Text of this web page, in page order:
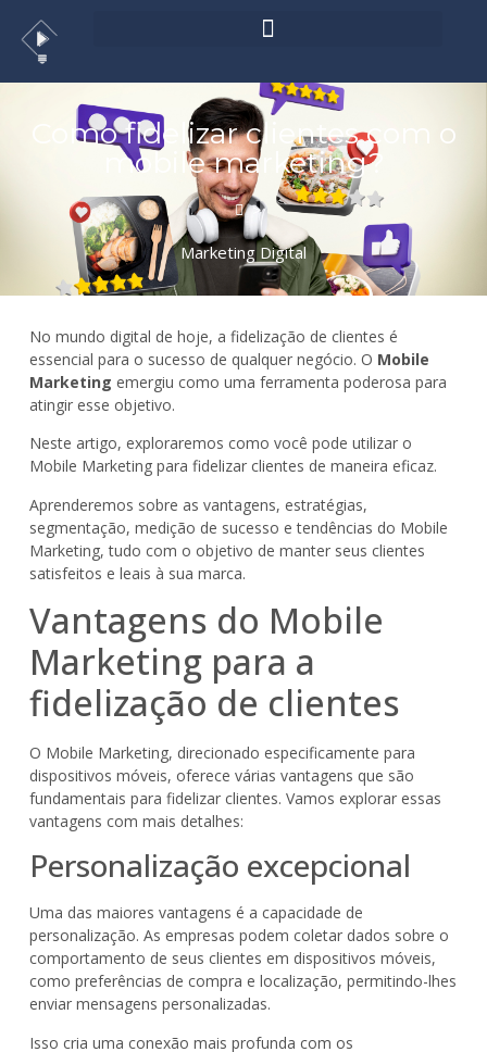
Como fidelizar clientes com o
mobile marketing?
>
Marketing Digital
No mundo digital de hoje, a fidelização de clientes é
essencial para o sucesso de qualquer negócio. O Mobile
Marketing emergiu como uma ferramenta poderosa para
atingir esse objetivo.
Neste artigo, exploraremos como você pode utilizar o
Mobile Marketing para fidelizar clientes de maneira eficaz.
Aprenderemos sobre as vantagens, estratégias,
segmentação, medição de sucesso e tendências do Mobile
Marketing, tudo com o objetivo de manter seus clientes
satisfeitos e leais à sua marca.
Vantagens do Mobile
Marketing para a
fidelização de clientes
O Mobile Marketing, direcionado especificamente para
dispositivos móveis, oferece várias vantagens que são
fundamentais para fidelizar clientes. Vamos explorar essas
vantagens com mais detalhes:
Personalização excepcional
Uma das maiores vantagens é a capacidade de
personalização. As empresas podem coletar dados sobre o
comportamento de seus clientes em dispositivos móveis,
como preferências de compra e localização, permitindo-lhes
enviar mensagens personalizadas.
Isso cria uma conexão mais profunda com os